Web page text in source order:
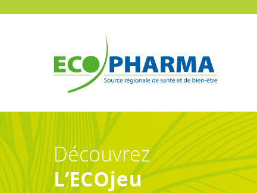
Découvrez
L’ECOjeu